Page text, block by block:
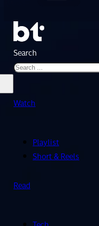
Search
Watch
Playlist
Short & Reels
Read